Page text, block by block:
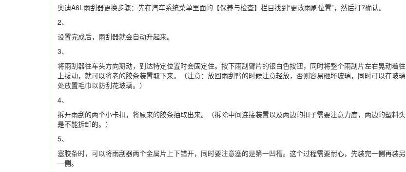
奥迪A6L雨刮器更换步骤：先在汽车系统菜单里面的【保养与检查】栏目找到“更改雨刷位置”，然后打?确认。
2、
设置完成后，雨刮器就会自动升起来。
3、
将雨刮器往车头方向掰动，到达特定位置时会固定住。按下雨刮臂片的银白色按钮，同时将整个雨刮片左右晃动着往
上拔动，就可以将老的胶条装置取下来。（注意：放回雨刮臂的时候注意轻放，否则容易砸坏玻璃，同时可以在玻璃
处放置毛巾以防刮花玻璃。）
4、
拆开雨刮的两个小卡扣，将原来的胶条抽取出来。（拆除中间连接装置以及两边的扣子需要注意力度，两边的塑料头
是不能拆卸的。）
5、
塞胶条时，可以将雨刮器两个金属片上下错开，同时要注意塞的是第一凹槽。这个过程需要耐心，先装完一侧再装另
一侧。